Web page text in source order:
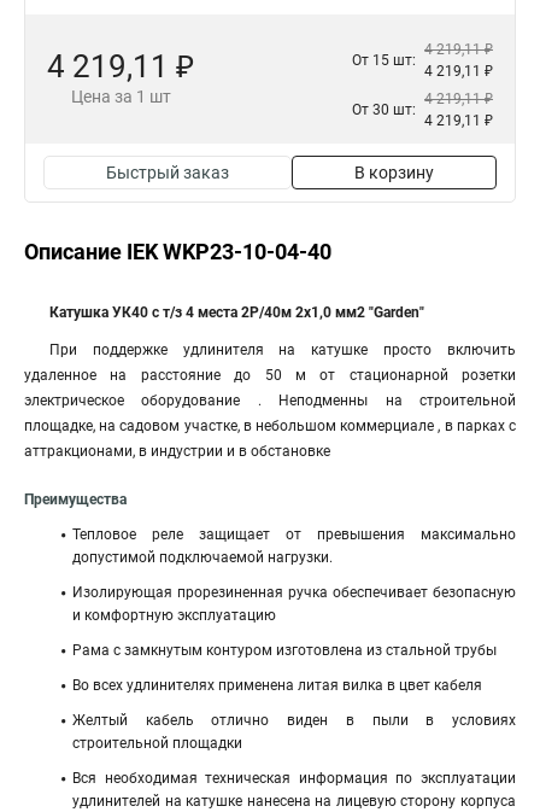
4 219,11 ₽
Цена за 1 шт
От 15 шт:
4 219,11 ₽
4 219,11 ₽
От 30 шт:
4 219,11 ₽
4 219,11 ₽
Быстрый заказ В корзину
Описание IEK WKP23-10-04-40
Катушка УК40 с т/з 4 места 2Р/40м 2х1,0 мм2 "Garden"
При поддержке удлинителя на катушке просто включить
удаленное на расстояние до 50 м от стационарной розетки
электрическое оборудование . Неподменны на строительной
площадке, на садовом участке, в небольшом коммерциале , в парках с
аттракционами, в индустрии и в обстановке
Преимущества
Тепловое реле защищает от превышения максимально
допустимой подключаемой нагрузки.
Изолирующая прорезиненная ручка обеспечивает безопасную
и комфортную эксплуатацию
Рама с замкнутым контуром изготовлена из стальной трубы
Во всех удлинителях применена литая вилка в цвет кабеля
Желтый кабель отлично виден в пыли в условиях
строительной площадки
Вся необходимая техническая информация по эксплуатации
удлинителей на катушке нанесена на лицевую сторону корпуса